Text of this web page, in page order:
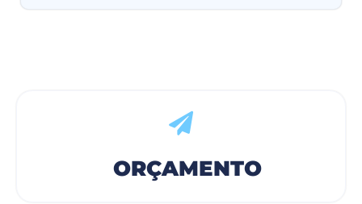
ORÇAMENTO